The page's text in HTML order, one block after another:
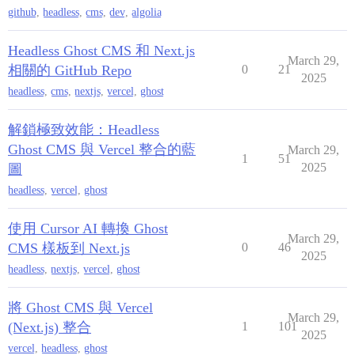
github, headless, cms, dev, algolia
Headless Ghost CMS 和 Next.js
相關的 GitHub Repo
headless, cms, nextjs, vercel, ghost
0 21
March 29,
2025
解鎖極致效能：Headless
Ghost CMS 與 Vercel 整合的藍
圖
headless, vercel, ghost
1 51
March 29,
2025
使用 Cursor AI 轉換 Ghost
CMS 樣板到 Next.js
headless, nextjs, vercel, ghost
0 46
March 29,
2025
將 Ghost CMS 與 Vercel
(Next.js) 整合
vercel, headless, ghost
1 101
March 29,
2025